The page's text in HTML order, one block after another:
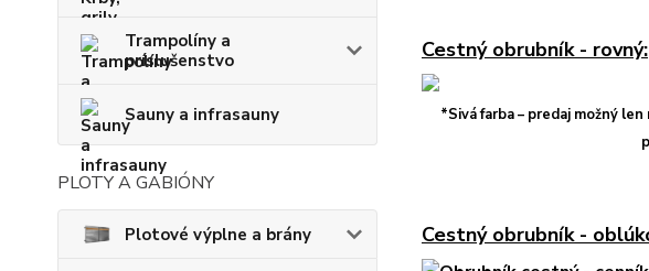
Trampolíny a
príslušenstvo
Sauny a infrasauny
PLOTY A GABIÓNY
Plotové výplne a brány
Cestný obrubník - rovný:
*Sivá farba – predaj možný
Cestný obrubník -